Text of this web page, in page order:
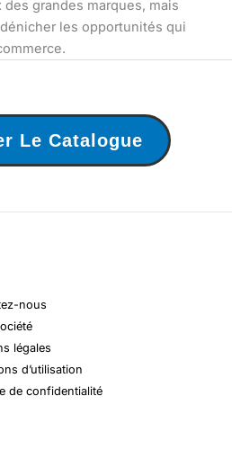
grandes marques, mais
les opportunités qui
Le Catalogue
nous
légales
d’utilisation
de confidentialité